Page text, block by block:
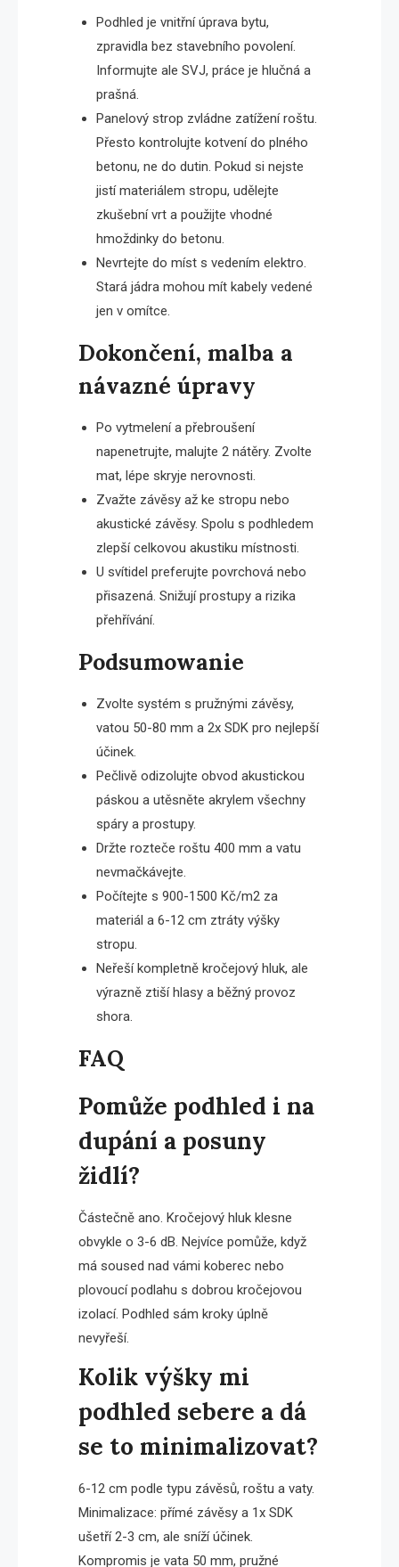
Podhled je vnitřní úprava bytu,
zpravidla bez stavebního povolení.
Informujte ale SVJ, práce je hlučná a
prašná.
Panelový strop zvládne zatížení roštu.
Přesto kontrolujte kotvení do plného
betonu, ne do dutin. Pokud si nejste
jistí materiálem stropu, udělejte
zkušební vrt a použijte vhodné
hmoždinky do betonu.
Nevrtejte do míst s vedením elektro.
Stará jádra mohou mít kabely vedené
jen v omítce.
Dokončení, malba a
návazné úpravy
Po vytmelení a přebroušení
napenetrujte, malujte 2 nátěry. Zvolte
mat, lépe skryje nerovnosti.
Zvažte závěsy až ke stropu nebo
akustické závěsy. Spolu s podhledem
zlepší celkovou akustiku místnosti.
U svítidel preferujte povrchová nebo
přisazená. Snižují prostupy a rizika
přehřívání.
Podsumowanie
Zvolte systém s pružnými závěsy,
vatou 50-80 mm a 2x SDK pro nejlepší
účinek.
Pečlivě odizolujte obvod akustickou
páskou a utěsněte akrylem všechny
spáry a prostupy.
Držte rozteče roštu 400 mm a vatu
nevmačkávejte.
Počítejte s 900-1500 Kč/m2 za
materiál a 6-12 cm ztráty výšky
stropu.
Neřeší kompletně kročejový hluk, ale
výrazně ztiší hlasy a běžný provoz
shora.
FAQ
Pomůže podhled i na
dupání a posuny
židlí?
Částečně ano. Kročejový hluk klesne
obvykle o 3-6 dB. Nejvíce pomůže, když
má soused nad vámi koberec nebo
plovoucí podlahu s dobrou kročejovou
izolací. Podhled sám kroky úplně
nevyřeší.
Kolik výšky mi
podhled sebere a dá
se to minimalizovat?
6-12 cm podle typu závěsů, roštu a vaty.
Minimalizace: přímé závěsy a 1x SDK
ušetří 2-3 cm, ale sníží účinek.
Kompromis je vata 50 mm, pružné